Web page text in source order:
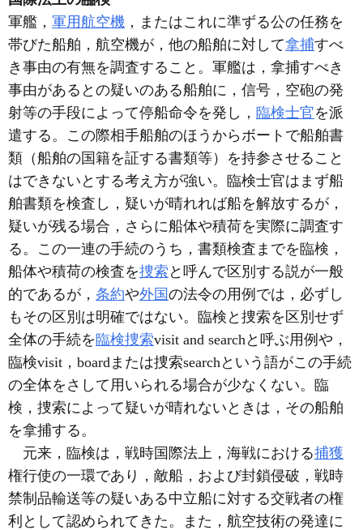
軍艦， 軍用航空機 ，またはこれに準ずる公の任務を
帯びた船舶，航空機が，他の船舶に対して拿捕すべ
き事由の有無を調査すること。軍艦は，拿捕すべき
事由があるとの疑いのある船舶に，信号，空砲の発
射等の手段によって停船命令を発し， 臨検士官を派
遣する。この際相手船舶のほうからボートで船舶書
類（船舶の国籍を証する書類等）を持参させること
はできないとする考え方が強い。臨検士官はまず船
舶書類を検査し，疑いが晴れれば船を解放するが，
疑いが残る場合，さらに船体や積荷を実際に調査す
る。この一連の手続のうち，書類検査までを臨検，
船体や積荷の検査を捜索 と呼んで区別する説が一般
的であるが， 条約や外国の法令の用例では，必ずし
もその区別は明確ではない。臨検と捜索を区別せず
全体の手続を 臨検捜索visit and searchと呼ぶ用例や，
臨検visit，boardまたは捜索searchという語がこの手続
の全体をさして用いられる場合が少なくない。臨
検，捜索によって疑いが晴れないときは，その船舶
を拿捕する。
元来，臨検は，戦時国際法上，海戦における捕獲
権行使の一環であり，敵船，および封鎖侵破，戦時
禁制品輸送等の疑いある中立船に対する交戦者の権
利として認められてきた。また，航空技術の発達に